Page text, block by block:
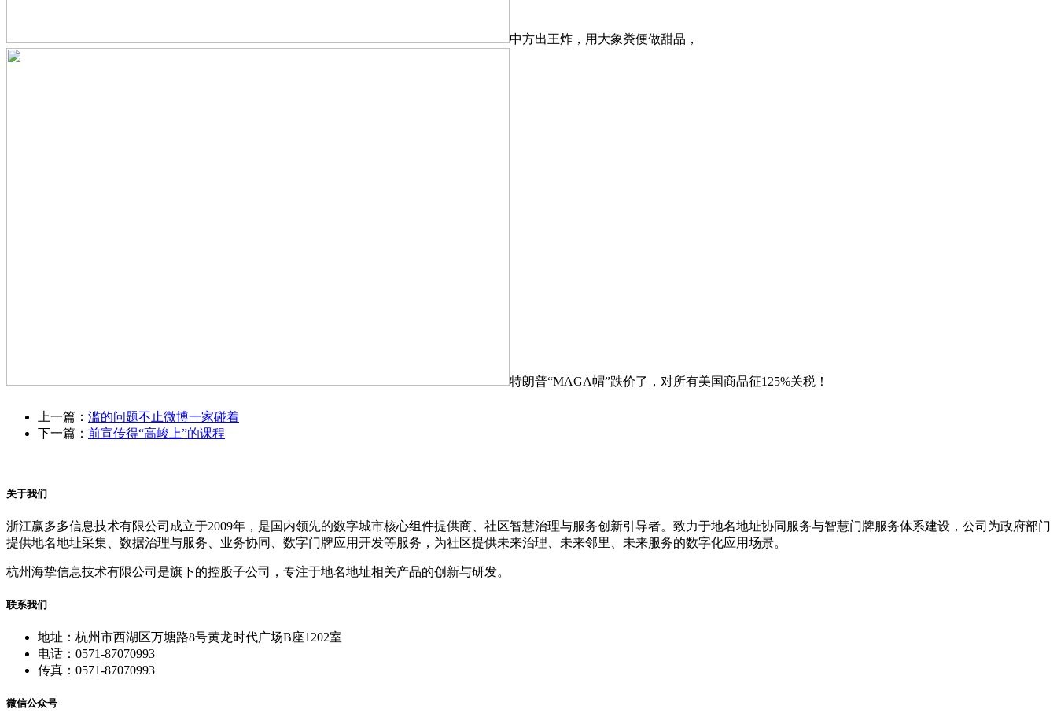
中方出王炸，用大象粪便做甜品，
特朗普“MAGA帽”跌价了，对所有美国商品征125%关税！
上一篇： 滥的问题不止微博一家碰着
下一篇： 前宣传得“高峻上”的课程
关于我们
浙江赢多多信息技术有限公司成立于2009年，是国内领先的数字城市核心组件提供商、社区智慧治理与服务创新引导者。致力于地名地址协同服务与智慧门牌服务体系建设，公司为政府部门
提供地名地址采集、数据治理与服务、业务协同、数字门牌应用开发等服务，为社区提供未来治理、未来邻里、未来服务的数字化应用场景。
杭州海挚信息技术有限公司是旗下的控股子公司，专注于地名地址相关产品的创新与研发。
联系我们
地址：杭州市西湖区万塘路8号黄龙时代广场B座1202室
电话：0571-87070993
传真：0571-87070993
微信公众号